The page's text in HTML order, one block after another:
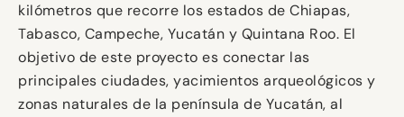
kilómetros que recorre los estados de Chiapas,
Tabasco, Campeche, Yucatán y Quintana Roo. El
objetivo de este proyecto es conectar las
principales ciudades, yacimientos arqueológicos y
zonas naturales de la península de Yucatán, al